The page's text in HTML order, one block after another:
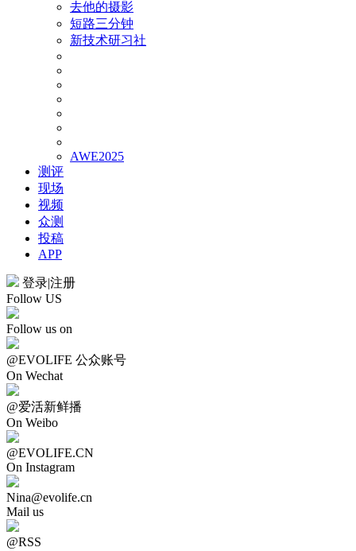
去他的摄影
短路三分钟
新技术研习社
AWE2025
测评
现场
视频
众测
投稿
APP
登录|注册
Follow US
Follow us on
@EVOLIFE 公众账号
On Wechat
@爱活新鲜播
On Weibo
@EVOLIFE.CN
On Instagram
Nina@evolife.cn
Mail us
@RSS